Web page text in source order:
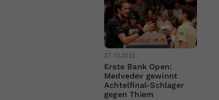
27.10.2022
Erste Bank Open:
Medvedev gewinnt
Achtelfinal-Schlager
gegen Thiem